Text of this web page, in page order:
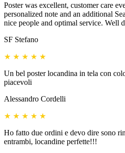
Poster was excellent, customer care
personalized note and an additional
nice people and optimal service. Well
SF Stefano
★ ★ ★ ★ ★
Un bel poster locandina in tela con
piacevoli
Alessandro Cordelli
★ ★ ★ ★ ★
Ho fatto due ordini e devo dire sono
entrambi, locandine perfette!!!